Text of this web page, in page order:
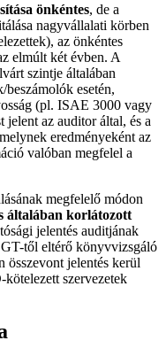
önkéntes, de a
nagyvállalati körben
az önkéntes
elmúlt két évben. A
szintje általában
esetén,
(pl. ISAE 3000 vagy
az auditor által, és a
eredményeként az
valóban megfelel a
megfelelő módon
általában korlátozott
jelentés auditjának
GT-től eltérő könyvvizsgáló
összevont jelentés kerül
szervezetek